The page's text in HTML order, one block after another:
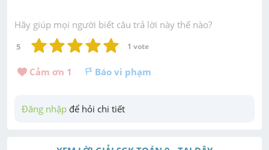
Hãy giúp mọi người biết câu trả lời này thế nào?
5 1 vote
Cảm ơn 1 Báo vi phạm
Đăng nhập để hỏi chi tiết